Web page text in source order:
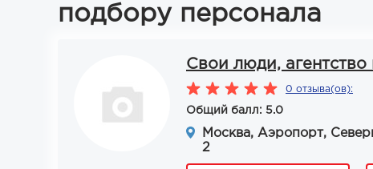
подбору персонала
Свои люди,
0 отзыва(ов):
Общий балл: 5.0
Москва, Аэропорт,
2